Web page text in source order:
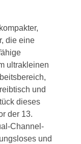
die eine
ultrakleinen
und
dieses
der 13.
Channel-
und